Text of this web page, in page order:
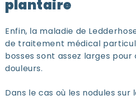
plantaire
Enfin, la maladie de
de traitement médical
bosses sont assez larges pour
douleurs.
Dans le cas où les nodules